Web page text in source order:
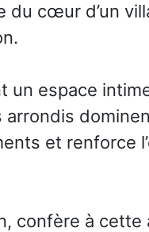
cœur d’un
espace
et renforce
confère à cette